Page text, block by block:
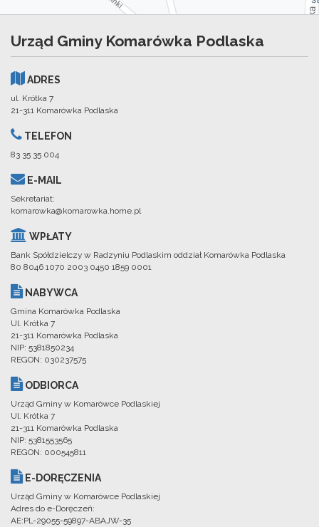
Urząd Gminy Komarówka Podlaska
ADRES
ul. Krótka 7
21-311 Komarówka Podlaska
TELEFON
83 35 35 004
E-MAIL
Sekretariat:
komarowka@komarowka.home.pl
WPŁATY
Bank Spółdzielczy w Radzyniu Podlaskim oddział Komarówka Podlaska
80 8046 1070 2003 0450 1859 0001
NABYWCA
Gmina Komarówka Podlaska
Ul. Krótka 7
21-311 Komarówka Podlaska
NIP: 5381850234
REGON: 030237575
ODBIORCA
Urząd Gminy w Komarówce Podlaskiej
Ul. Krótka 7
21-311 Komarówka Podlaska
NIP: 5381553565
REGON: 000545811
E-DORĘCZENIA
Urząd Gminy w Komarówce Podlaskiej
Adres do e-Doręczeń:
AE:PL-29055-59897-ABAJW-35